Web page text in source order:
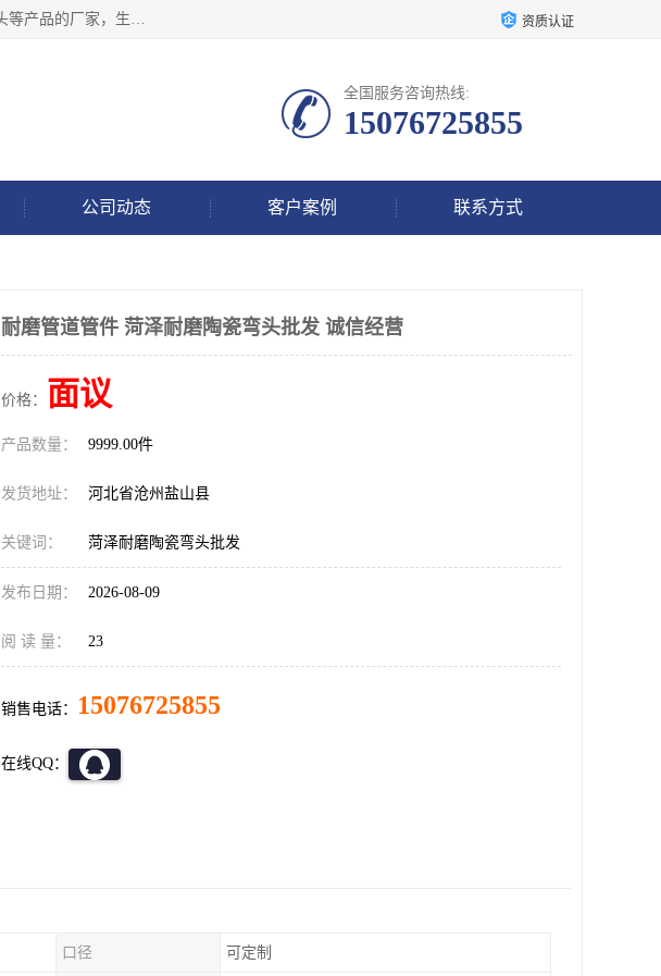
沧州吉轩管道制造有限公司是河北一家专业生产三通、镀锌弯管、弯头、压力容器法兰、锻造法兰、冲压弯头等产品的厂家，生产设备精良，工艺先进，产品规格齐全，售后服务健全。 资质认证
全国服务咨询热线:
15076725855
公司动态 客户案例 联系方式
耐磨管道管件 菏泽耐磨陶瓷弯头批发 诚信经营
价格： 面议
产品数量： 9999.00件
发货地址： 河北省沧州盐山县
关键词： 菏泽耐磨陶瓷弯头批发
发布日期： 2026-08-09
阅 读 量： 23
销售电话： 15076725855
在线QQ：
口径 可定制